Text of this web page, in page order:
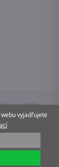
potřeby
vyjadřujete